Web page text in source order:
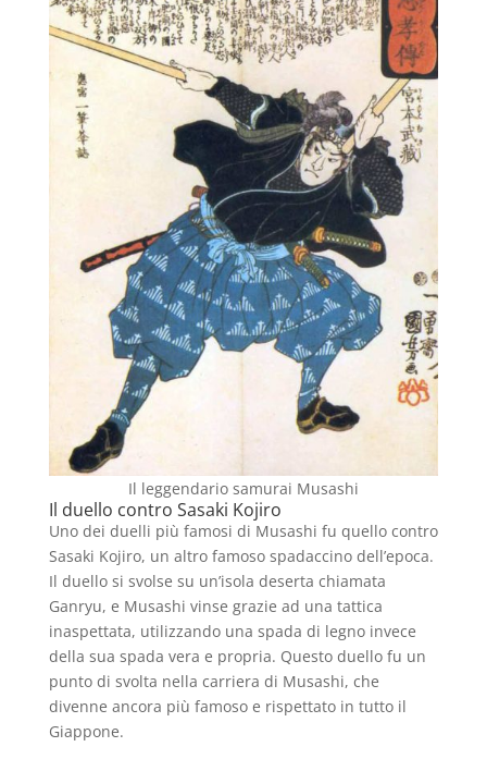
Il leggendario samurai Musashi
Il duello contro Sasaki Kojiro
Uno dei duelli più famosi di Musashi fu quello contro
Sasaki Kojiro, un altro famoso spadaccino dell’epoca.
Il duello si svolse su un’isola deserta chiamata
Ganryu, e Musashi vinse grazie ad una tattica
inaspettata, utilizzando una spada di legno invece
della sua spada vera e propria. Questo duello fu un
punto di svolta nella carriera di Musashi, che
divenne ancora più famoso e rispettato in tutto il
Giappone.